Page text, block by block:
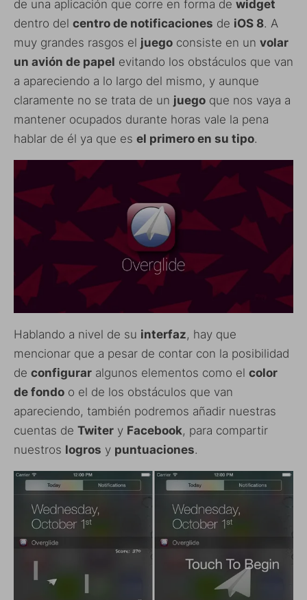
de una aplicación que corre en forma de widget
dentro del centro de notificaciones de iOS 8. A
muy grandes rasgos el juego consiste en un volar
un avión de papel evitando los obstáculos que van
a apareciendo a lo largo del mismo, y aunque
claramente no se trata de un juego que nos vaya a
mantener ocupados durante horas vale la pena
hablar de él ya que es el primero en su tipo.
Hablando a nivel de su interfaz, hay que
mencionar que a pesar de contar con la posibilidad
de configurar algunos elementos como el color
de fondo o el de los obstáculos que van
apareciendo, también podremos añadir nuestras
cuentas de Twiter y Facebook, para compartir
nuestros logros y puntuaciones.